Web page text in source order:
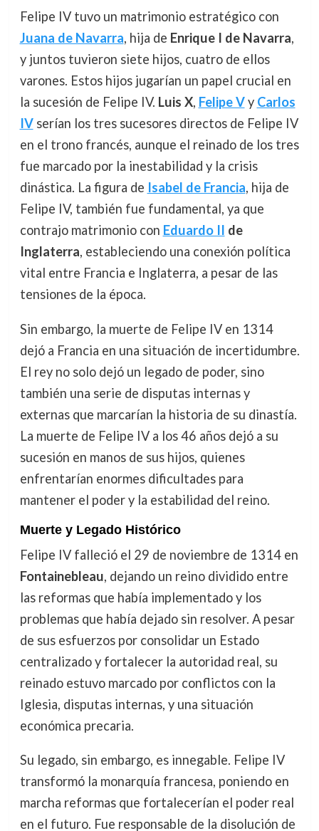
Felipe IV tuvo un matrimonio estratégico con
Juana de Navarra, hija de Enrique I de Navarra,
y juntos tuvieron siete hijos, cuatro de ellos
varones. Estos hijos jugarían un papel crucial en
la sucesión de Felipe IV. Luis X, Felipe Vy Carlos
IVserían los tres sucesores directos de Felipe IV
en el trono francés, aunque el reinado de los tres
fue marcado por la inestabilidad y la crisis
dinástica. La figura de Isabel de Francia, hija de
Felipe IV, también fue fundamental, ya que
contrajo matrimonio con Eduardo II de
Inglaterra, estableciendo una conexión política
vital entre Francia e Inglaterra, a pesar de las
tensiones de la época.
Sin embargo, la muerte de Felipe IV en 1314
dejó a Francia en una situación de incertidumbre.
El rey no solo dejó un legado de poder, sino
también una serie de disputas internas y
externas que marcarían la historia de su dinastía.
La muerte de Felipe IV a los 46 años dejó a su
sucesión en manos de sus hijos, quienes
enfrentarían enormes dificultades para
mantener el poder y la estabilidad del reino.
Muerte y Legado Histórico
Felipe IV falleció el 29 de noviembre de 1314 en
Fontainebleau, dejando un reino dividido entre
las reformas que había implementado y los
problemas que había dejado sin resolver. A pesar
de sus esfuerzos por consolidar un Estado
centralizado y fortalecer la autoridad real, su
reinado estuvo marcado por conflictos con la
Iglesia, disputas internas, y una situación
económica precaria.
Su legado, sin embargo, es innegable. Felipe IV
transformó la monarquía francesa, poniendo en
marcha reformas que fortalecerían el poder real
en el futuro. Fue responsable de la disolución de